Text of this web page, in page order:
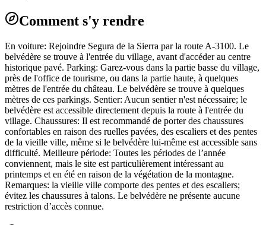
Comment s'y rendre
En voiture: Rejoindre Segura de la Sierra par la route A-3100. Le
belvédère se trouve à l'entrée du village, avant d'accéder au centre
historique pavé. Parking: Garez-vous dans la partie basse du village,
près de l'office de tourisme, ou dans la partie haute, à quelques
mètres de l'entrée du château. Le belvédère se trouve à quelques
mètres de ces parkings. Sentier: Aucun sentier n'est nécessaire; le
belvédère est accessible directement depuis la route à l'entrée du
village. Chaussures: Il est recommandé de porter des chaussures
confortables en raison des ruelles pavées, des escaliers et des pentes
de la vieille ville, même si le belvédère lui-même est accessible sans
difficulté. Meilleure période: Toutes les périodes de l’année
conviennent, mais le site est particulièrement intéressant au
printemps et en été en raison de la végétation de la montagne.
Remarques: la vieille ville comporte des pentes et des escaliers;
évitez les chaussures à talons. Le belvédère ne présente aucune
restriction d’accès connue.